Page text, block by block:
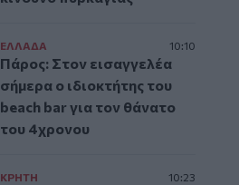
ΕΛΛAΔΑ 10:10
Πάρος: Στον εισαγγελέα
σήμερα ο ιδιοκτήτης του
beach bar για τον θάνατο
του 4χρονου
ΚΡΗΤΗ 10:23